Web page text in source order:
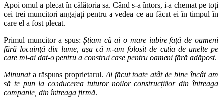
Apoi omul a plecat în călătoria sa. Când s-a întors, i-a chemat pe toți
cei trei muncitori angajați pentru a vedea ce au făcut ei în timpul în
care el a fost plecat.
Primul muncitor a spus:Știam că ai o mare iubire față de oameni
fără locuință din lume, așa că m-am folosit de cutia de unelte pe
care mi-ai dat-o pentru a construi case pentru oameni fără adăpost.
Minunata răspuns proprietarul. Ai făcut toate atât de bine încât am
să te pun la conducerea tuturor noilor construcțiilor din întreaga
companie, din întreaga firmă.